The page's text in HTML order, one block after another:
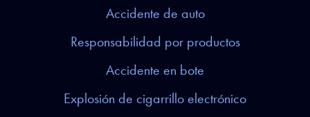
Accidente de auto
Responsabilidad por productos
Accidente en bote
Explosión de cigarrillo electrónico